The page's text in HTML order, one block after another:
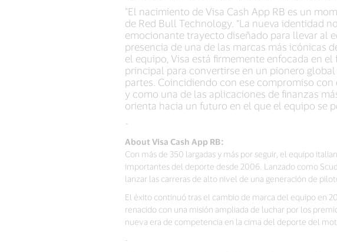
"El nacimiento de Visa Cash App RB es un
de Red Bull Technology. “La nueva identidad
emocionante trayecto diseñado para llevar al
presencia de una de las marcas más icónicas
el equipo, Visa está firmemente enfocada en
principal para convertirse en un pionero
partes. Coincidiendo con ese compromiso
y como una de las aplicaciones de finanzas
orienta hacia un futuro en el que el equipo se
-
About Visa Cash App RB:
Con más de 350 largadas y más por seguir, el equipo
importantes del deporte desde 2006. Lanzado como
lanzar las carreras de alto nivel de una generación de
El éxito continuó tras el cambio de marca del equipo en
renacido con una misión ampliada de luchar por los
nueva era de competencia en la cima del deporte del
-